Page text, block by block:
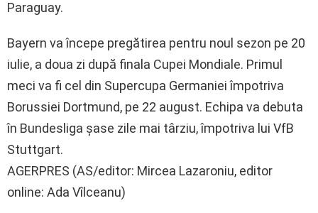
Paraguay.
Bayern va începe pregătirea pentru noul sezon pe 20
iulie, a doua zi după finala Cupei Mondiale. Primul
meci va fi cel din Supercupa Germaniei împotriva
Borussiei Dortmund, pe 22 august. Echipa va debuta
în Bundesliga șase zile mai târziu, împotriva lui VfB
Stuttgart.
AGERPRES (AS/editor: Mircea Lazaroniu, editor
online: Ada Vîlceanu)